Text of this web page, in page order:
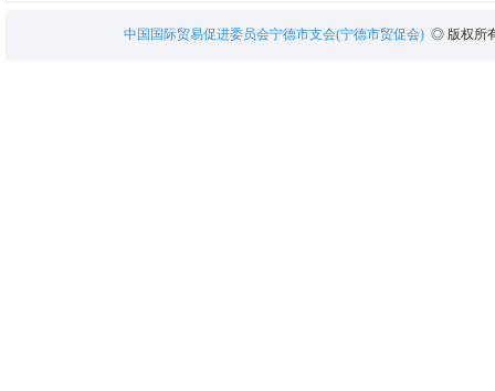
中国国际贸易促进委员会宁德市支会(宁德市贸促会) ◎ 版权